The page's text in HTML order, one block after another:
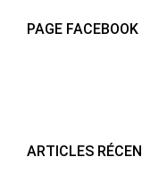
PAGE FACEBOOK
ARTICLES